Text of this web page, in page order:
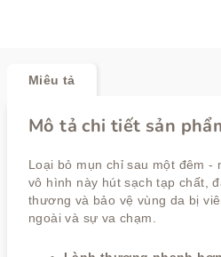
Miêu tả
Mô tả chi tiết sản
Loại bỏ mụn chỉ sau một đêm -
vô hình này hút sạch tạp chất,
thương và bảo vệ vùng da bị
ngoài và sự va chạm.